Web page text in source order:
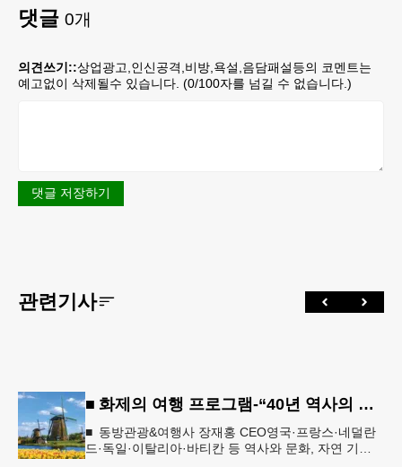
댓글 0개
의견쓰기::상업광고,인신공격,비방,욕설,음담패설등의 코멘트는
예고없이 삭제될수 있습니다. (0/100자를 넘길 수 없습니다.)
댓글 저장하기
관련기사
■ 화제의 여행 프로그램-“40년 역사의 신뢰… 서유럽 8개국 13일 대장정”
■ 동방관광&여행사 장재홍 CEO영국·프랑스·네덜란
드·독일·이탈리아·바티칸 등 역사와 문화, 자연 기